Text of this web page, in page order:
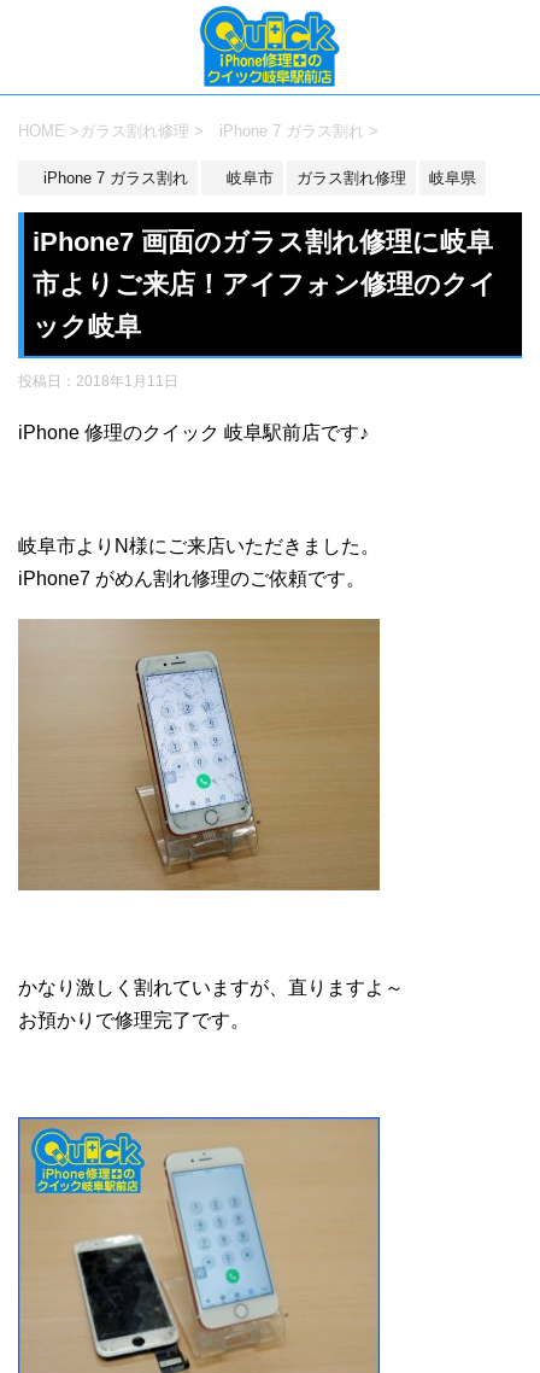
HOME > ガラス割れ修理 > iPhone 7 ガラス割れ >
iPhone 7 ガラス割れ 岐阜市 ガラス割れ修理 岐阜県
iPhone7 画面のガラス割れ修理に岐阜
市よりご来店！アイフォン修理のクイ
ック岐阜
投稿日： 2018年1月11日
iPhone 修理のクイック 岐阜駅前店です♪
岐阜市よりN様にご来店いただきました。
iPhone7 がめん割れ修理のご依頼です。
かなり激しく割れていますが、直りますよ～
お預かりで修理完了です。